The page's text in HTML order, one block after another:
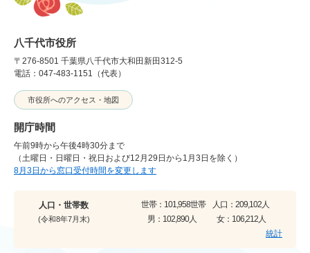
八千代市役所
〒276-8501 千葉県八千代市大和田新田312-5
電話：047-483-1151（代表）
市役所へのアクセス・地図
開庁時間
午前9時から午後4時30分まで
（土曜日・日曜日・祝日および12月29日から1月3日を除く）
8月3日から窓口受付時間を変更します
人口・世帯数
(令和8年7月末)
世帯： 101,958世帯 人口： 209,102人
男： 102,890人 女： 106,212人
統計